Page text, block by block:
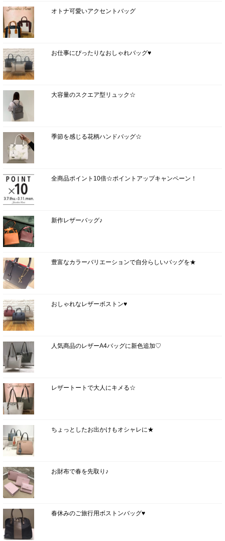
オトナ可愛いアクセントバッグ
お仕事にぴったりなおしゃれバッグ♥
大容量のスクエア型リュック☆
季節を感じる花柄ハンドバッグ☆
全商品ポイント10倍☆ポイントアップキャンペーン！
新作レザーバッグ♪
豊富なカラーバリエーションで自分らしいバッグを★
おしゃれなレザーボストン♥
人気商品のレザーA4バッグに新色追加♡
レザートートで大人にキメる☆
ちょっとしたお出かけもオシャレに★
お財布で春を先取り♪
春休みのご旅行用ボストンバッグ♥